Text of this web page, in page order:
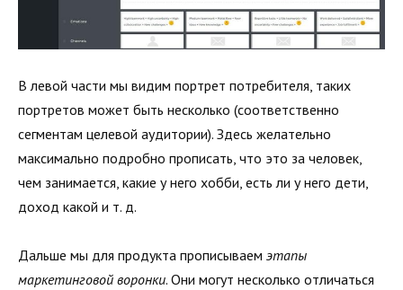
В левой части мы видим портрет потребителя, таких
портретов может быть несколько (соответственно
сегментам целевой аудитории). Здесь желательно
максимально подробно прописать, что это за человек,
чем занимается, какие у него хобби, есть ли у него дети,
доход какой и т. д.
Дальше мы для продукта прописываем этапы
маркетинговой воронки. Они могут несколько отличаться